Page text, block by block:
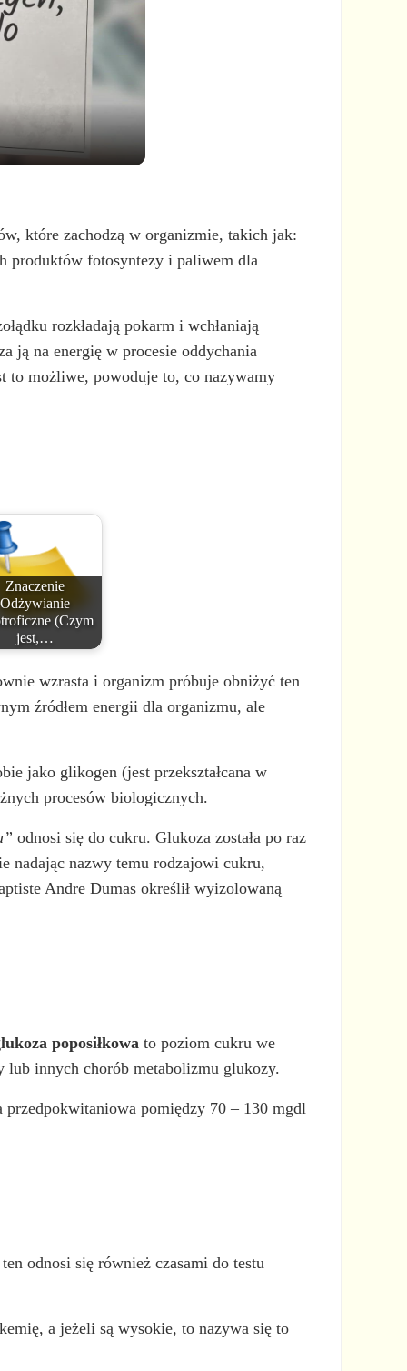
które zachodzą w organizmie, takich jak:
produktów fotosyntezy i paliwem dla
rozkładają pokarm i wchłaniają
ją na energię w procesie oddychania
to możliwe, powoduje to, co nazywamy
Znaczenie
Odżywianie
(Czym
jest,…
wzrasta i organizm próbuje obniżyć ten
źródłem energii dla organizmu, ale
jako glikogen (jest przekształcana w
procesów biologicznych.
odnosi się do cukru. Glukoza została po raz
nadając nazwy temu rodzajowi cukru,
Andre Dumas określił wyizolowaną
poposiłkowa to poziom cukru we
lub innych chorób metabolizmu glukozy.
pomiędzy 70 – 130 mgdl
odnosi się również czasami do testu
a jeżeli są wysokie, to nazywa się to